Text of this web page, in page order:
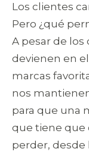
Los clientes
Pero ¿qué
A pesar de
devienen en
marcas
nos
para que una
que tiene que
perder, desde